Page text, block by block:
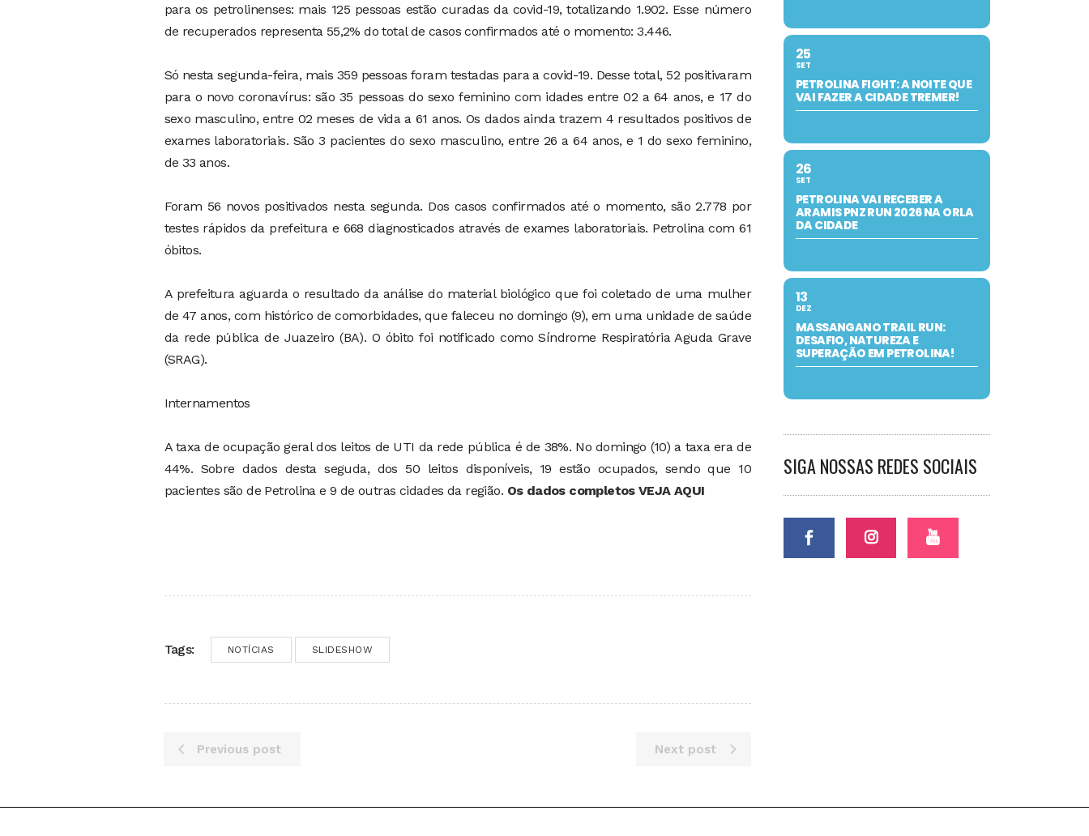
para os petrolinenses: mais 125 pessoas estão curadas da covid-19, totalizando 1.902. Esse número
de recuperados representa 55,2% do total de casos confirmados até o momento: 3.446.
Só nesta segunda-feira, mais 359 pessoas foram testadas para a covid-19. Desse total, 52 positivaram
para o novo coronavírus: são 35 pessoas do sexo feminino com idades entre 02 a 64 anos, e 17 do
sexo masculino, entre 02 meses de vida a 61 anos. Os dados ainda trazem 4 resultados positivos de
exames laboratoriais. São 3 pacientes do sexo masculino, entre 26 a 64 anos, e 1 do sexo feminino,
de 33 anos.
Foram 56 novos positivados nesta segunda. Dos casos confirmados até o momento, são 2.778 por
testes rápidos da prefeitura e 668 diagnosticados através de exames laboratoriais. Petrolina com 61
óbitos.
A prefeitura aguarda o resultado da análise do material biológico que foi coletado de uma mulher
de 47 anos, com histórico de comorbidades, que faleceu no domingo (9), em uma unidade de saúde
da rede pública de Juazeiro (BA). O óbito foi notificado como Síndrome Respiratória Aguda Grave
(SRAG).
Internamentos
A taxa de ocupação geral dos leitos de UTI da rede pública é de 38%. No domingo (10) a taxa era de
44%. Sobre dados desta seguda, dos 50 leitos disponíveis, 19 estão ocupados, sendo que 10
pacientes são de Petrolina e 9 de outras cidades da região. Os dados completos VEJA AQUI
Tags: NOTÍCIAS SLIDESHOW
Previous post Next post
25
SET
PETROLINA FIGHT: A NOITE QUE
VAI FAZER A CIDADE TREMER!
26
SET
PETROLINA VAI RECEBER A
ARAMIS PNZ RUN 2026 NA ORLA
DA CIDADE
13
DEZ
MASSANGANO TRAIL RUN:
DESAFIO, NATUREZA E
SUPERAÇÃO EM PETROLINA!
SIGA NOSSAS REDES SOCIAIS